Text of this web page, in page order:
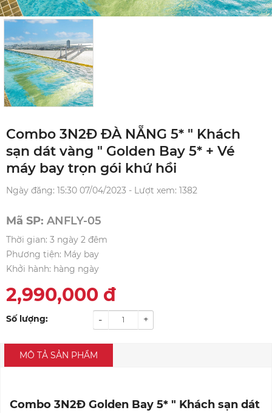
Combo 3N2Đ ĐÀ NẴNG 5* " Khách
sạn dát vàng " Golden Bay 5* + Vé
máy bay trọn gói khứ hồi
Ngày đăng: 15:30 07/04/2023 - Lượt xem: 1382
Mã SP: ANFLY-05
Thời gian: 3 ngày 2 đêm
Phương tiện: Máy bay
Khởi hành: hàng ngày
2,990,000 đ
Số lượng: +
-
MÔ TẢ SẢN PHẨM
Combo 3N2Đ Golden Bay 5* " Khách sạn dát